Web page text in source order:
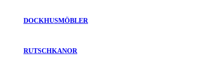
DOCKHUSMÖBLER
RUTSCHKANOR